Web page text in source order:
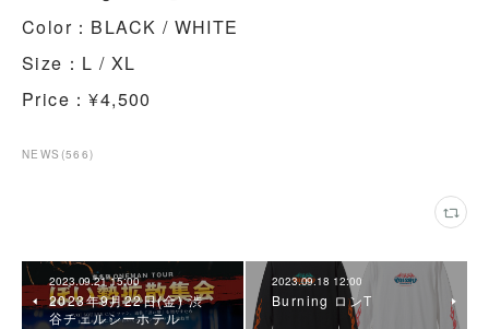
Color：BLACK / WHITE
Size：L / XL
Price：¥4,500
NEWS (566)
2023.09.21 15:00
2023年9月22日(金) 渋
谷チェルシーホテル
2023.09.18 12:00
Burning ロンT